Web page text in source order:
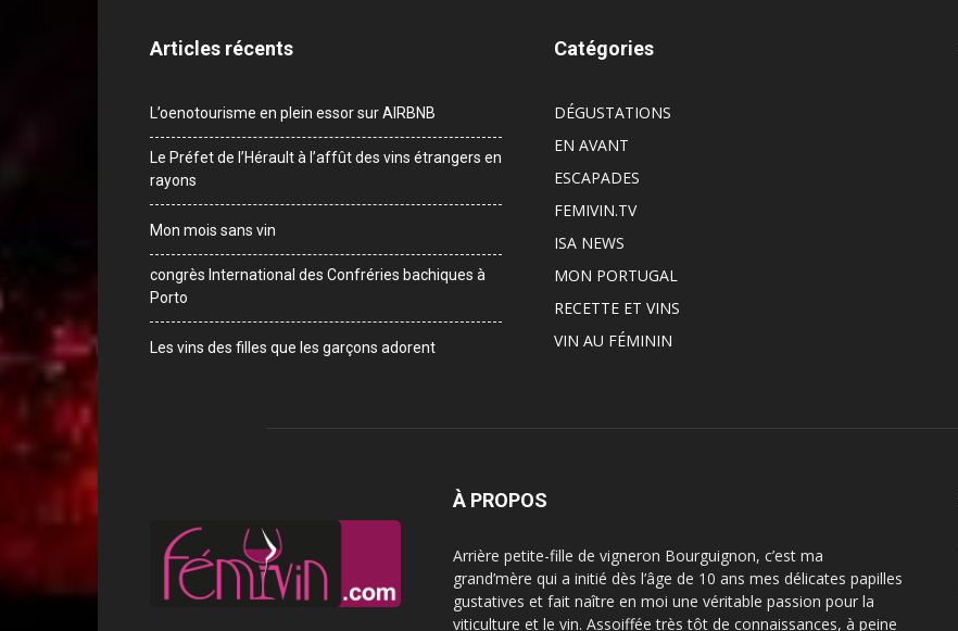
Articles récents
L’oenotourisme en plein essor sur AIRBNB
Le Préfet de l’Hérault à l’affût des vins étrangers en
rayons
Mon mois sans vin
congrès International des Confréries bachiques à
Porto
Les vins des filles que les garçons adorent
Catégories
DÉGUSTATIONS
EN AVANT
ESCAPADES
FEMIVIN.TV
ISA NEWS
MON PORTUGAL
RECETTE ET VINS
VIN AU FÉMININ
À PROPOS
Arrière petite-fille de vigneron Bourguignon, c’est ma
grand’mère qui a initié dès l’âge de 10 ans mes délicates papilles
gustatives et fait naître en moi une véritable passion pour la
viticulture et le vin. Assoiffée très tôt de connaissances, à peine